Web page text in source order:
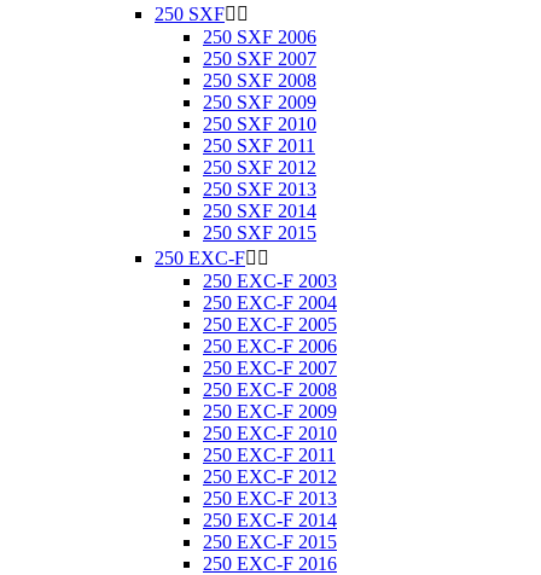
250 SXF 
250 SXF 2006
250 SXF 2007
250 SXF 2008
250 SXF 2009
250 SXF 2010
250 SXF 2011
250 SXF 2012
250 SXF 2013
250 SXF 2014
250 SXF 2015
250 EXC-F 
250 EXC-F 2003
250 EXC-F 2004
250 EXC-F 2005
250 EXC-F 2006
250 EXC-F 2007
250 EXC-F 2008
250 EXC-F 2009
250 EXC-F 2010
250 EXC-F 2011
250 EXC-F 2012
250 EXC-F 2013
250 EXC-F 2014
250 EXC-F 2015
250 EXC-F 2016